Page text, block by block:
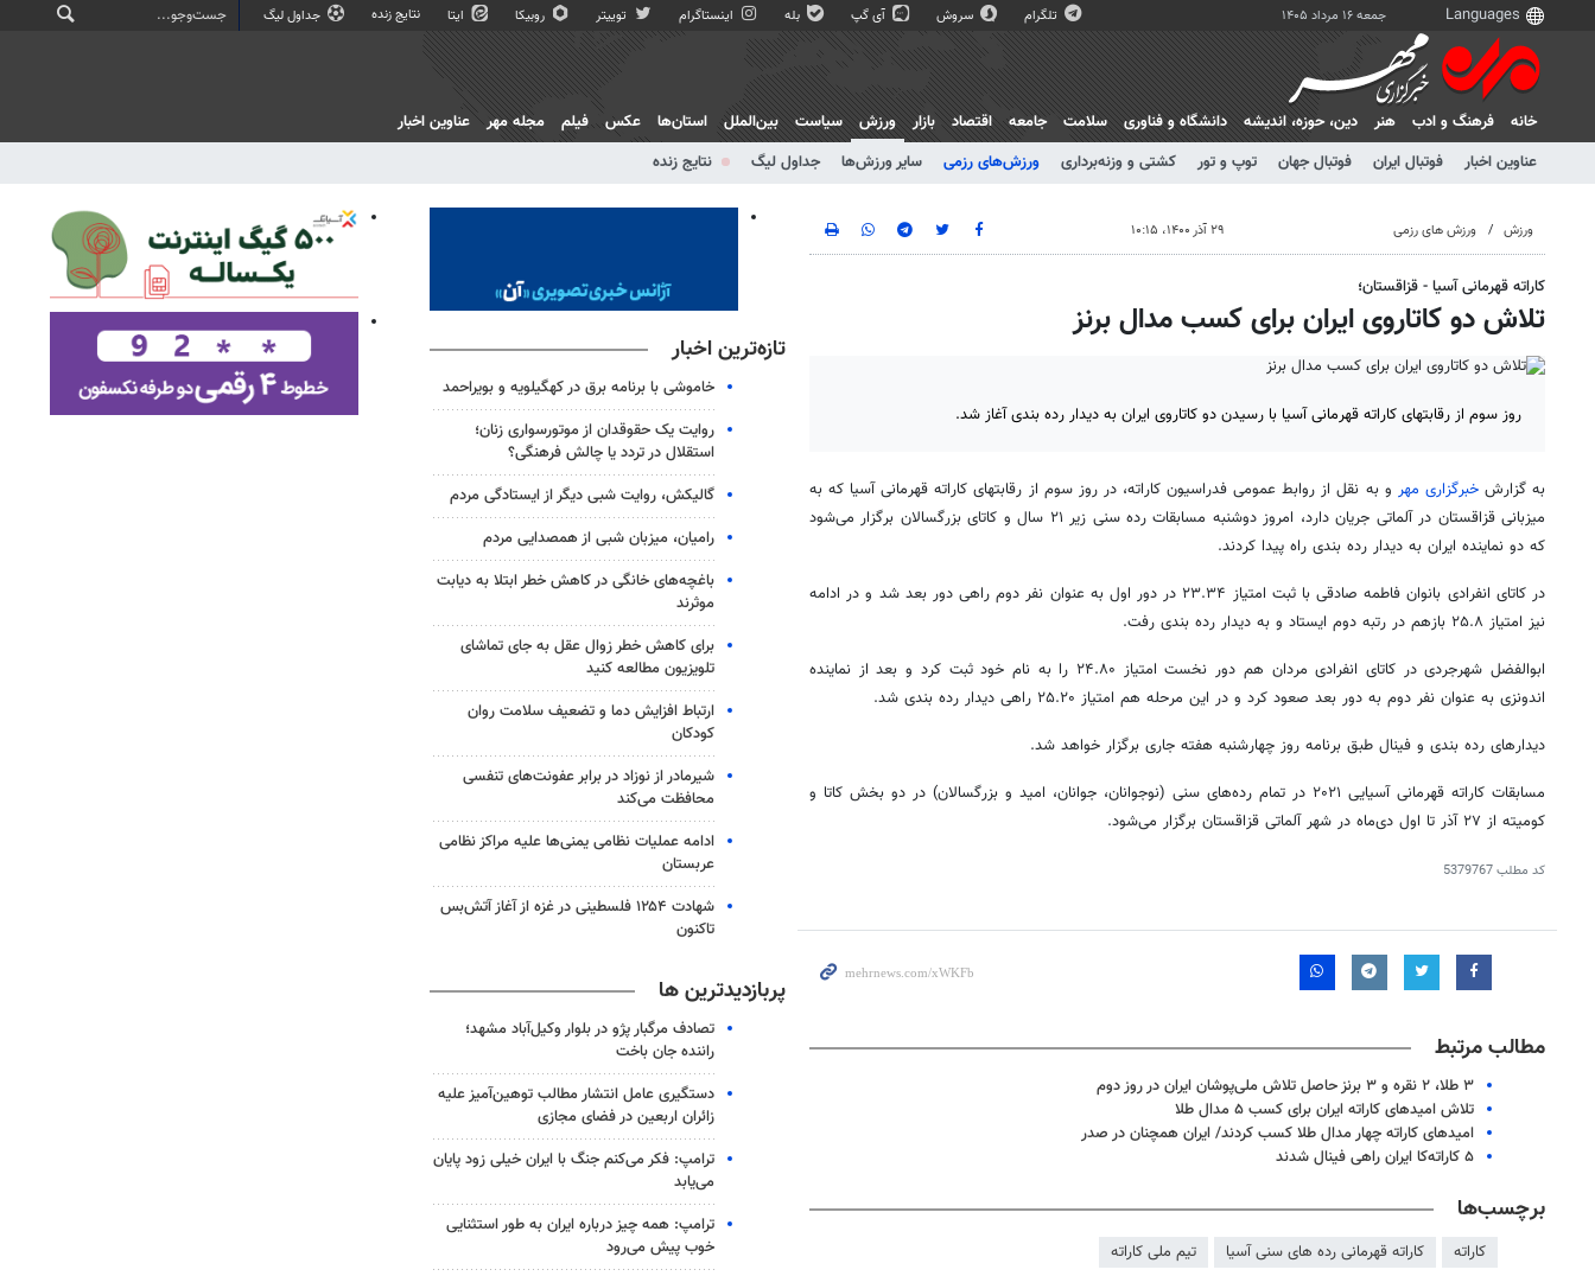
جمعه ۱۶ مرداد ۱۴۰۵ تلگرام سروش آی گپ بله اینستاگرام توییتر روبیکا ایتا نتایج زنده جداول لیگ
خانه فرهنگ و ادب هنر دين، حوزه، انديشه دانشگاه و فناوری سلامت جامعه اقتصاد بازار
ورزش
عناوین اخبار
فوتبال ایران فوتبال جهان توپ و تور کشتی و وزنه‌برداری ورزش‌های رزمی سایر ورزش‌ها جداول لیگ نتایج زنده
سیاست بین‌الملل استان‌ها عکس فیلم مجله مهر عناوین اخبار
ورزش ورزش های رزمی ۲۹ آذر ۱۴۰۰، ۱۰:۱۵
کاراته قهرمانی آسیا - قزاقستان؛
تلاش دو کاتاروی ایران برای کسب مدال برنز
روز سوم از رقابتهای کاراته قهرمانی آسیا با رسیدن دو کاتاروی ایران به دیدار رده بندی آغاز شد.
به گزارشخبرگزاری مهر و به نقل از روابط عمومی فدراسیون کاراته، در روز سوم از رقابتهای کاراته قهرمانی آسیا که به
میزبانی قزاقستان در آلماتی جریان دارد، امروز دوشنبه مسابقات رده سنی زیر ۲۱ سال و کاتای بزرگسالان برگزار می‌شود
که دو نماینده ایران به دیدار رده بندی راه پیدا کردند.
در کاتای انفرادی بانوان فاطمه صادقی با ثبت امتیاز ۲۳.۳۴ در دور اول به عنوان نفر دوم راهی دور بعد شد و در ادامه
نیز امتیاز ۲۵.۸ بازهم در رتبه دوم ایستاد و به دیدار رده بندی رفت.
ابوالفضل شهرجردی در کاتای انفرادی مردان هم دور نخست امتیاز ۲۴.۸۰ را به نام خود ثبت کرد و بعد از نماینده
اندونزی به عنوان نفر دوم به دور بعد صعود کرد و در این مرحله هم امتیاز ۲۵.۲۰ راهی دیدار رده بندی شد.
دیدارهای رده بندی و فینال طبق برنامه روز چهارشنبه هفته جاری برگزار خواهد شد.
مسابقات کاراته قهرمانی آسیایی ۲۰۲۱ در تمام رده‌های سنی (نوجوانان، جوانان، امید و بزرگسالان) در دو بخش کاتا و
کومیته از ۲۷ آذر تا اول دی‌ماه در شهر آلماتی قزاقستان برگزار می‌شود.
کد مطلب5379767
مطالب مرتبط
۳ طلا، ۲ نقره و ۳ برنز حاصل تلاش ملی‌پوشان ایران در روز دوم
تلاش امیدهای کاراته ایران برای کسب ۵ مدال طلا
امیدهای کاراته چهار مدال طلا کسب کردند/ ایران همچنان در صدر
۵ کاراته‌کا ایران راهی فینال شدند
برچسب‌ها
کاراته کاراته قهرمانی رده های سنی آسیا تیم ملی کاراته
تازه‌ترین اخبار
خاموشی با برنامه برق در کهگیلویه و بویراحمد
روایت یک حقوقدان از موتورسواری زنان؛
استقلال در تردد یا چالش فرهنگی؟
گالیکش، روایت شبی دیگر از ایستادگی مردم
رامیان، میزبان شبی از همصدایی مردم
باغچه‌های خانگی در کاهش خطر ابتلا به دیابت
موثرند
برای کاهش خطر زوال عقل به جای تماشای
تلویزیون مطالعه کنید
ارتباط افزایش دما و تضعیف سلامت روان
کودکان
شیرمادر از نوزاد در برابر عفونت‌های تنفسی
محافظت می‌کند
ادامه عملیات نظامی یمنی‌ها علیه مراکز نظامی
عربستان
شهادت ۱۲۵۴ فلسطینی در غزه از آغاز آتش‌بس
تاکنون
پربازدیدترین ها
تصادف مرگبار پژو در بلوار وکیل‌آباد مشهد؛
راننده جان باخت
دستگیری عامل انتشار مطالب توهین‌آمیز علیه
زائران اربعین در فضای مجازی
ترامپ: فکر می‌کنم جنگ با ایران خیلی زود پایان
می‌یابد
ترامپ: همه چیز درباره ایران به طور استثنایی
خوب پیش می‌رود